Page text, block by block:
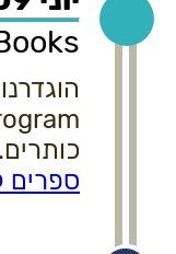
כותרים.
ספרים